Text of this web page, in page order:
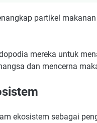
partikel
mereka untuk
dan mencerna
ekosistem sebagai